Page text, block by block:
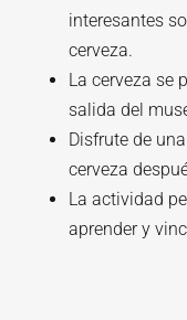
interesantes
cerveza.
La cerveza se
salida del
Disfrute de
cerveza
La actividad
aprender y